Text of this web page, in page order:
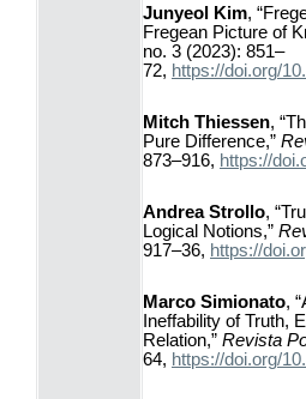
Junyeol Kim,
Fregean Picture of
no. 3 (2023): 851–
72, https://doi.org/
Mitch Thiessen,
Pure Difference,”
873–916, https://
Andrea Strollo,
Logical Notions,”
917–36, https://
Marco Simionato,
Ineffability of Truth,
Relation,” Revista
64, https://doi.org/